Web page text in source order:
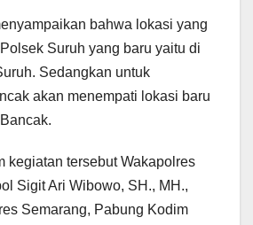
bahwa lokasi yang
Suruh yang baru yaitu di
Sedangkan untuk
akan menempati lokasi baru
kegiatan tersebut Wakapolres
Sigit Ari Wibowo, SH., MH.,
Semarang, Pabung Kodim